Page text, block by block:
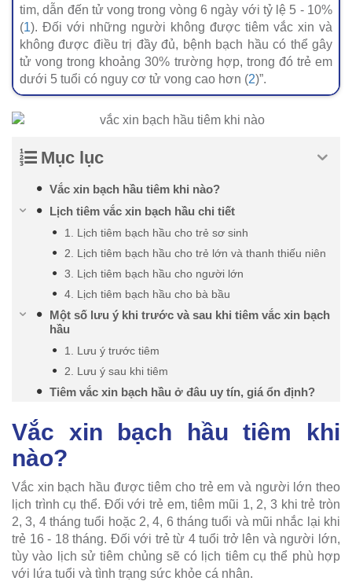
tim, dẫn đến tử vong trong vòng 6 ngày với tỷ lệ 5 - 10%
(1). Đối với những người không được tiêm vắc xin và
không được điều trị đầy đủ, bệnh bạch hầu có thể gây
tử vong trong khoảng 30% trường hợp, trong đó trẻ em
dưới 5 tuổi có nguy cơ tử vong cao hơn (2)”.
Mục lục
Vắc xin bạch hầu tiêm khi nào?
Lịch tiêm vắc xin bạch hầu chi tiết
1. Lịch tiêm bạch hầu cho trẻ sơ sinh
2. Lịch tiêm bạch hầu cho trẻ lớn và thanh thiếu niên
3. Lịch tiêm bạch hầu cho người lớn
4. Lịch tiêm bạch hầu cho bà bầu
Một số lưu ý khi trước và sau khi tiêm vắc xin bạch
hầu
1. Lưu ý trước tiêm
2. Lưu ý sau khi tiêm
Tiêm vắc xin bạch hầu ở đâu uy tín, giá ổn định?
Vắc xin bạch hầu tiêm khi
nào?
Vắc xin bạch hầu được tiêm cho trẻ em và người lớn theo
lịch trình cụ thể. Đối với trẻ em, tiêm mũi 1, 2, 3 khi trẻ tròn
2, 3, 4 tháng tuổi hoặc 2, 4, 6 tháng tuổi và mũi nhắc lại khi
trẻ 16 - 18 tháng. Đối với trẻ từ 4 tuổi trở lên và người lớn,
tùy vào lịch sử tiêm chủng sẽ có lịch tiêm cụ thể phù hợp
với lứa tuổi và tình trạng sức khỏe cá nhân.